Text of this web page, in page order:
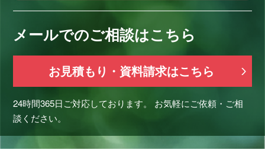
メールでのご相談はこちら
お見積もり・資料請求はこちら
24時間365日ご対応しております。
お気軽にご依頼・ご相
談ください。